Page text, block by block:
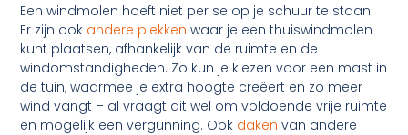
Een windmolen hoeft niet per se op je schuur te staan.
Er zijn ook andere plekken waar je een thuiswindmolen
kunt plaatsen, afhankelijk van de ruimte en de
windomstandigheden. Zo kun je kiezen voor een mast in
de tuin, waarmee je extra hoogte creëert en zo meer
wind vangt – al vraagt dit wel om voldoende vrije ruimte
en mogelijk een vergunning. Ook daken van andere